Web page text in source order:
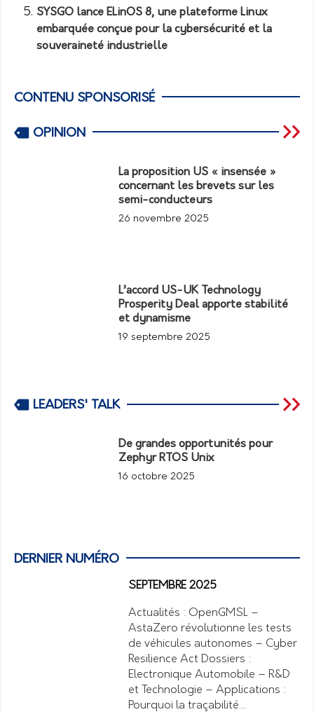
SYSGO lance ELinOS 8, une plateforme Linux
embarquée conçue pour la cybersécurité et la
souveraineté industrielle
CONTENU SPONSORISÉ
OPINION
La proposition US « insensée »
concernant les brevets sur les
semi-conducteurs
26 novembre 2025
L’accord US-UK Technology
Prosperity Deal apporte stabilité
et dynamisme
19 septembre 2025
LEADERS' TALK
De grandes opportunités pour
Zephyr RTOS Unix
16 octobre 2025
DERNIER NUMÉRO
SEPTEMBRE 2025
Actualités : OpenGMSL –
AstaZero révolutionne les tests
de véhicules autonomes – Cyber
Resilience Act Dossiers :
Electronique Automobile – R&D
et Technologie – Applications :
Pourquoi la traçabilité…